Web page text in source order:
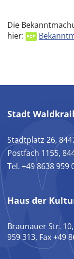
Die
hier:
Stadt
Stadtplatz 26,
Postfach 1155,
Tel. +49 8638 959
Haus der
Braunauer Str.
959 313, Fax +49